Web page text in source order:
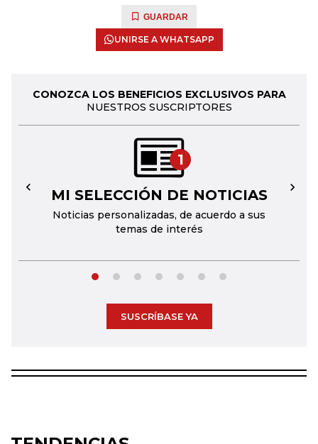
GUARDAR
UNIRSE A WHATSAPP
CONOZCA LOS BENEFICIOS EXCLUSIVOS PARA
NUESTROS SUSCRIPTORES
1
MI SELECCIÓN DE NOTICIAS
Noticias personalizadas, de acuerdo a sus
temas de interés
← →
SUSCRÍBASE YA